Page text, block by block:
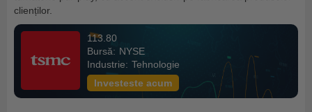
clienților.
113.80
Bursă: NYSE
Industrie: Tehnologie
Investeste acum